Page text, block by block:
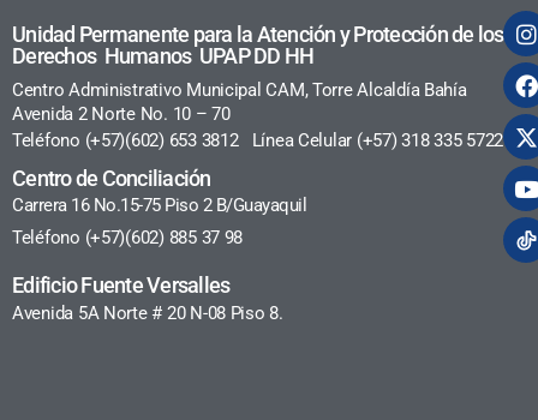
Unidad Permanente para la Atención y Protección de los
Derechos Humanos UPAP DD HH
Centro Administrativo Municipal CAM, Torre Alcaldía Bahía
Avenida 2 Norte No. 10 – 70
Teléfono (+57)(602) 653 3812 Línea Celular (+57) 318 335 5722
Centro de Conciliación
Carrera 16 No.15-75 Piso 2 B/Guayaquil
Teléfono (+57)(602) 885 37 98
Edificio Fuente Versalles
Avenida 5A Norte # 20 N-08 Piso 8.